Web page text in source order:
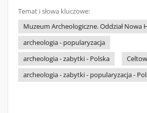
Temat i słowa kluczowe:
Muzeum Archeologiczne. Oddział Nowa
archeologia - popularyzacja
archeologia - zabytki - Polska
archeologia - zabytki - popularyzacja -